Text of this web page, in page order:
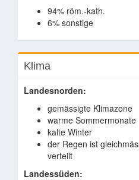
94% röm.-kath.
6% sonstige
Klima
Landesnorden:
gemässigte Klimazone
warme Sommermonate
kalte Winter
der Regen ist
verteilt
Landessüden: